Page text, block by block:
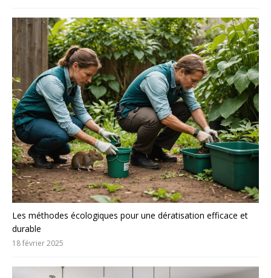
Les méthodes écologiques pour une dératisation efficace et
durable
18 février 2025